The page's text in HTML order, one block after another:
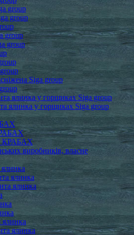
group
group
group
group
Siga group
ялинка у горщиках Siga group
ялинка у горщиках Siga group
КРАБАХ
виробників, власне
ялинка
ялинка
ялинка
ялинка
ялинка